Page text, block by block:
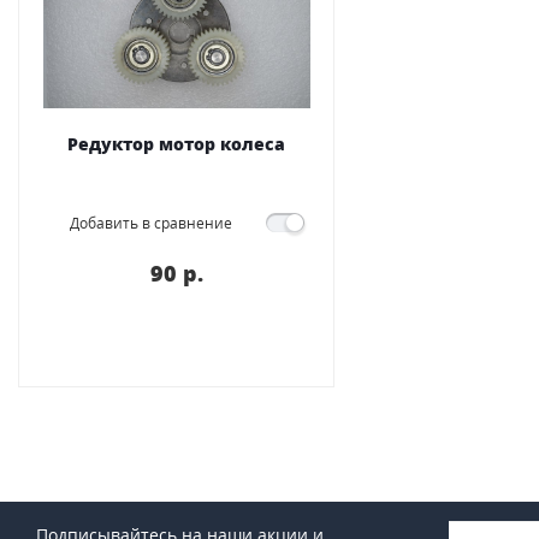
Редуктор мотор колеса
Добавить в сравнение
90 p.